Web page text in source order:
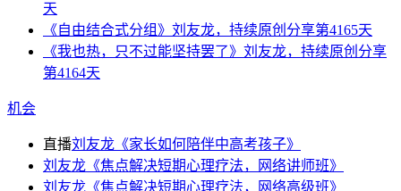
天
《自由结合式分组》刘友龙，持续原创分享第4165天
《我也热，只不过能坚持罢了》刘友龙，持续原创分享
第4164天
机会
直播刘友龙《家长如何陪伴中高考孩子》
刘友龙《焦点解决短期心理疗法，网络讲师班》
刘友龙《焦点解决短期心理疗法，网络高级班》